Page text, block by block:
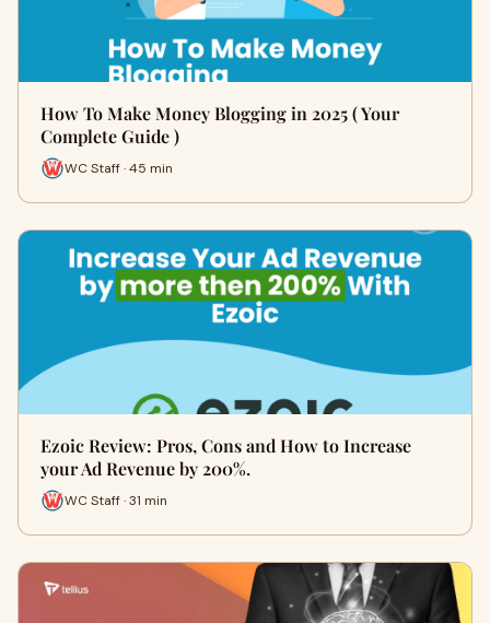
How To Make Money Blogging in 2025 ( Your
Complete Guide )
WC Staff · 45 min
Ezoic Review: Pros, Cons and How to Increase
your Ad Revenue by 200%.
WC Staff · 31 min